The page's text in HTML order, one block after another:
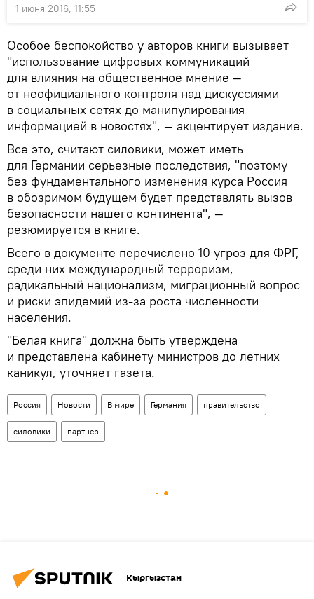
1 июня 2016, 11:55
Особое беспокойство у авторов книги вызывает
"использование цифровых коммуникаций
для влияния на общественное мнение —
от неофициального контроля над дискуссиями
в социальных сетях до манипулирования
информацией в новостях", — акцентирует издание.
Все это, считают силовики, может иметь
для Германии серьезные последствия, "поэтому
без фундаментального изменения курса Россия
в обозримом будущем будет представлять вызов
безопасности нашего континента", —
резюмируется в книге.
Всего в документе перечислено 10 угроз для ФРГ,
среди них международный терроризм,
радикальный национализм, миграционный вопрос
и риски эпидемий из-за роста численности
населения.
"Белая книга" должна быть утверждена
и представлена кабинету министров до летних
каникул, уточняет газета.
Россия Новости В мире Германия правительство
силовики партнер
Кыргызстан